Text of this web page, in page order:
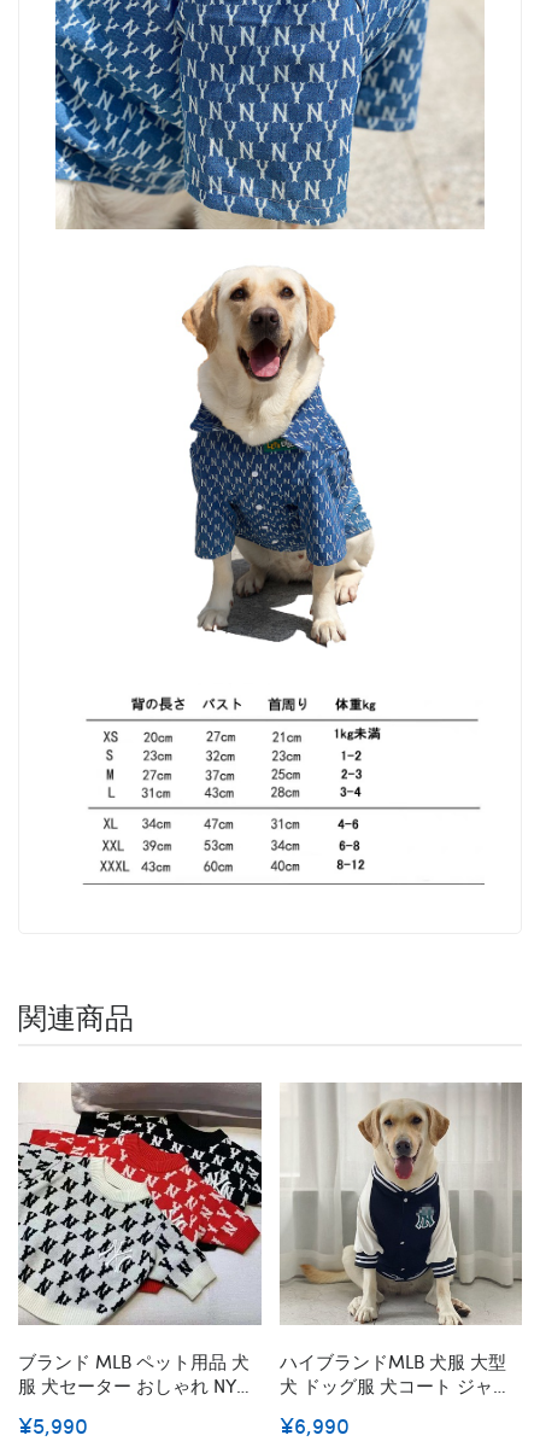
関連商品
ブランド MLB ペット用品 犬
服 犬セーター おしゃれ NYロ
ニットセーター 毛糸 伸縮性
¥5,990
ハイブランドMLB 犬服 大型
犬 ドッグ服 犬コート ジャケ
ゃれ ペット用品 愛犬猫 誕生
¥6,990